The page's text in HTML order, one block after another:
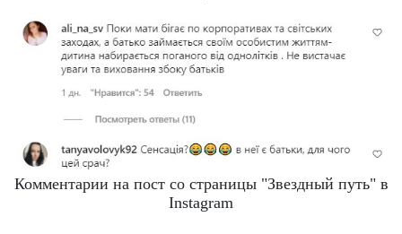
Комментарии на пост со страницы "Звездный путь" в
Instagram